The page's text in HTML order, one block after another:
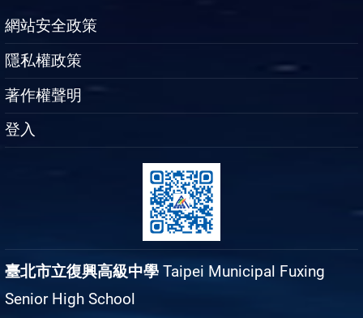
網站安全政策
隱私權政策
著作權聲明
登入
臺北市立復興高級中學 Taipei Municipal Fuxing
Senior High School